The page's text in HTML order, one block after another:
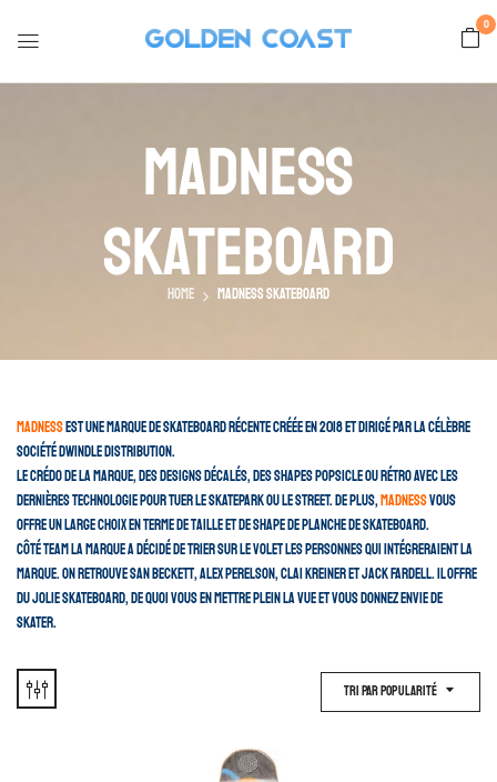
0
Madness
Skateboard
Home Madness Skateboard
Madness est une marque de skateboard récente créée en 2018 et dirigé par la célèbre
société Dwindle Distribution.
Le crédo de la marque, des designs décalés, des shapes popsicle ou rétro avec les
dernières technologie pour tuer le skatepark ou le street. De plus, Madnessvous
offre un large choix en terme de taille et de shape de planche de skateboard.
Côté team la marque a décidé de trier sur le volet les personnes qui intégreraient la
marque. On retrouve San Beckett, Alex Perelson, Clai Kreiner et Jack Fardell. Il offre
du jolie skateboard, de quoi vous en mettre plein la vue et vous donnez envie de
skater.
Tri Par Popularité